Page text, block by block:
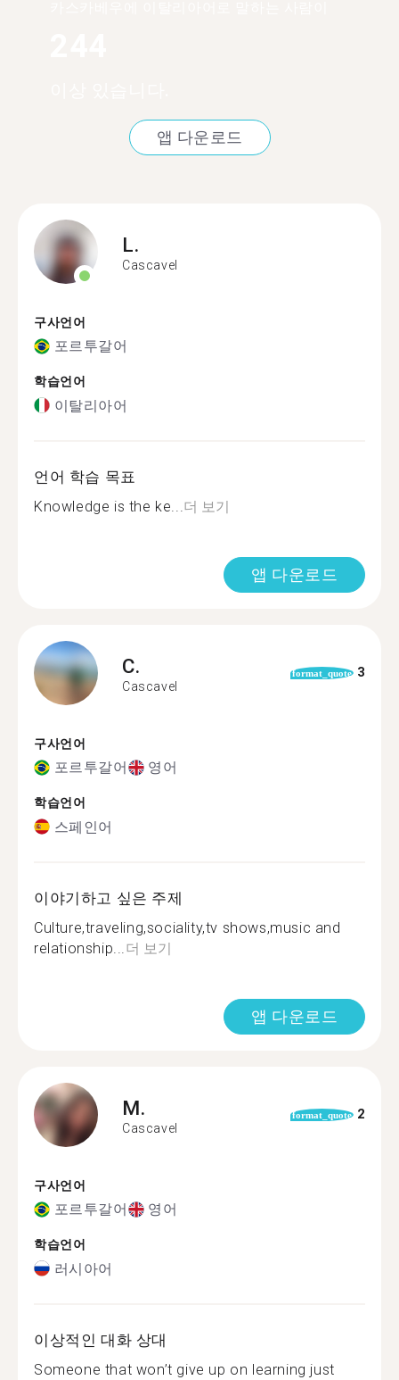
앱 다운로드
L.
Cascavel
구사언어
포르투갈어
학습언어
이탈리아어
언어 학습 목표
Knowledge is the ke... 더 보기
앱 다운로드
C.
Cascavel
format_quote 3
구사언어
포르투갈어 영어
학습언어
스페인어
이야기하고 싶은 주제
Culture,traveling,sociality,tv shows,music and
relationship... 더 보기
앱 다운로드
M.
Cascavel
format_quote 2
구사언어
포르투갈어 영어
학습언어
러시아어
이상적인 대화 상대
Someone that won’t give up on learning just